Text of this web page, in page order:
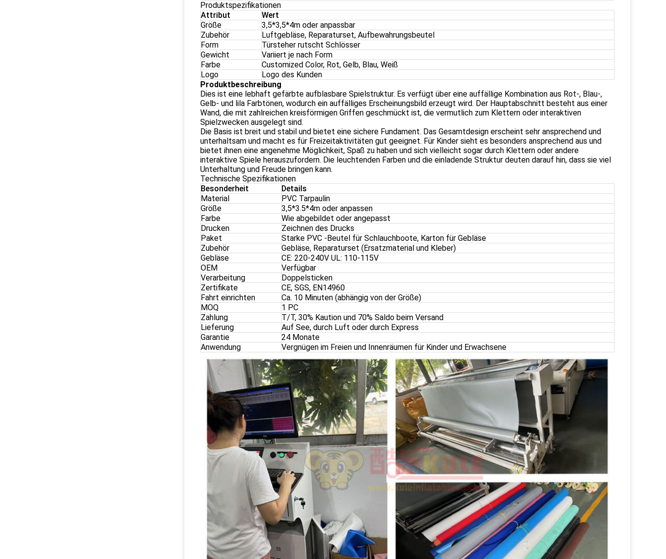
Produktspezifikationen
Attribut
Wert
Größe
3,5*3,5*4m oder anpassbar
Zubehör
Luftgebläse, Reparaturset, Aufbewahrungsbeutel
Form
Türsteher rutscht Schlösser
Gewicht
Variiert je nach Form
Farbe
Customized Color, Rot, Gelb, Blau, Weiß
Logo
Logo des Kunden
Produktbeschreibung
Dies ist eine lebhaft gefärbte aufblasbare Spielstruktur. Es verfügt über eine auffällige Kombination aus Rot-, Blau-,
Gelb- und lila Farbtönen, wodurch ein auffälliges Erscheinungsbild erzeugt wird. Der Hauptabschnitt besteht aus einer
Wand, die mit zahlreichen kreisförmigen Griffen geschmückt ist, die vermutlich zum Klettern oder interaktiven
Spielzwecken ausgelegt sind.
Die Basis ist breit und stabil und bietet eine sichere Fundament. Das Gesamtdesign erscheint sehr ansprechend und
unterhaltsam und macht es für Freizeitaktivitäten gut geeignet. Für Kinder sieht es besonders ansprechend aus und
bietet ihnen eine angenehme Möglichkeit, Spaß zu haben und sich vielleicht sogar durch Klettern oder andere
interaktive Spiele herauszufordern. Die leuchtenden Farben und die einladende Struktur deuten darauf hin, dass sie viel
Unterhaltung und Freude bringen kann.
Technische Spezifikationen
Besonderheit
Details
Material
PVC Tarpaulin
Größe
3,5*3.5*4m oder anpassen
Farbe
Wie abgebildet oder angepasst
Drucken
Zeichnen des Drucks
Paket
Starke PVC -Beutel für Schlauchboote, Karton für Gebläse
Zubehör
Gebläse, Reparaturset (Ersatzmaterial und Kleber)
Gebläse
CE: 220-240V UL: 110-115V
OEM
Verfügbar
Verarbeitung
Doppelsticken
Zertifikate
CE, SGS, EN14960
Fahrt einrichten
Ca. 10 Minuten (abhängig von der Größe)
MOQ
1 PC
Zahlung
T/T, 30% Kaution und 70% Saldo beim Versand
Lieferung
Auf See, durch Luft oder durch Express
Garantie
24 Monate
Anwendung
Vergnügen im Freien und Innenräumen für Kinder und Erwachsene